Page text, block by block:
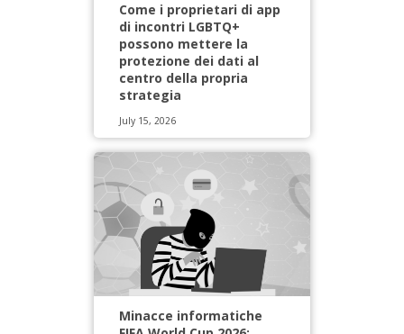
Come i proprietari di app
di incontri LGBTQ+
possono mettere la
protezione dei dati al
centro della propria
strategia
July 15, 2026
Minacce informatiche